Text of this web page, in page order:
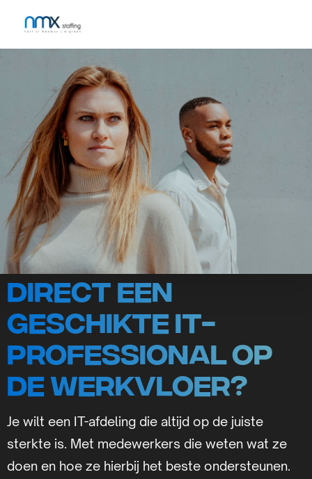
Direct een
geschikte IT-
professional op
de werkvloer?
Je wilt een IT-afdeling die altijd op de juiste
sterkte is. Met medewerkers die weten wat ze
doen en hoe ze hierbij het beste ondersteunen.